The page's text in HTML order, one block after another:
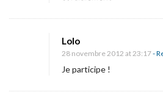
Lolo
28 novembre 2012 at 23:17-
Je participe !